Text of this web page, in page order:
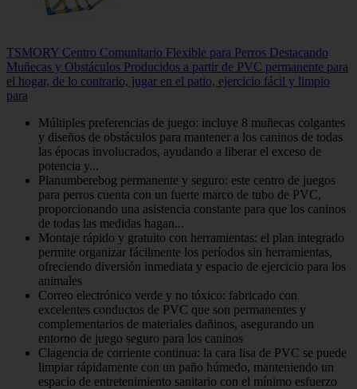
TSMORY Centro Comunitario Flexible para Perros Destacando
Muñecas y Obstáculos Producidos a partir de PVC permanente para
el hogar, de lo contrario, jugar en el patio, ejercicio fácil y limpio
para
Múltiples preferencias de juego: incluye 8 muñecas colgantes
y diseños de obstáculos para mantener a los caninos de todas
las épocas involucrados, ayudando a liberar el exceso de
potencia y...
Planumberebog permanente y seguro: este centro de juegos
para perros cuenta con un fuerte marco de tubo de PVC,
proporcionando una asistencia constante para que los caninos
de todas las medidas hagan...
Montaje rápido y gratuito con herramientas: el plan integrado
permite organizar fácilmente los períodos sin herramientas,
ofreciendo diversión inmediata y espacio de ejercicio para los
animales
Correo electrónico verde y no tóxico: fabricado con
excelentes conductos de PVC que son permanentes y
complementarios de materiales dañinos, asegurando un
entorno de juego seguro para los caninos
Clagencia de corriente continua: la cara lisa de PVC se puede
limpiar rápidamente con un paño húmedo, manteniendo un
espacio de entretenimiento sanitario con el mínimo esfuerzo